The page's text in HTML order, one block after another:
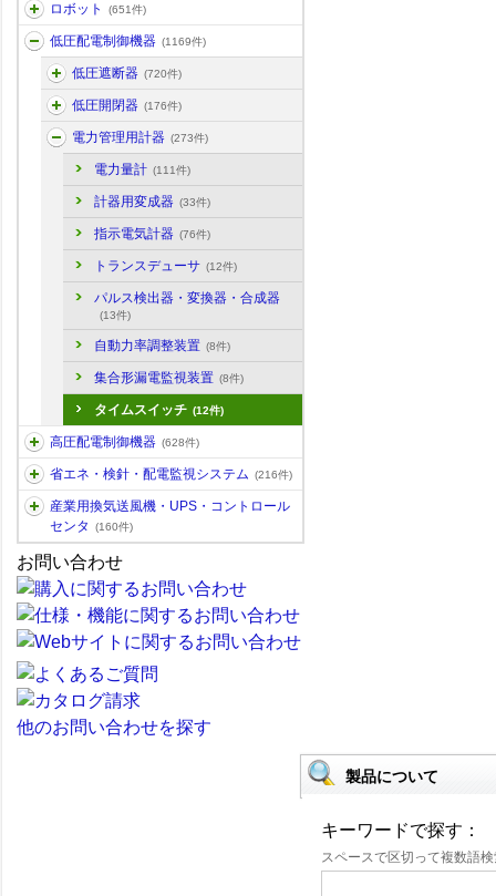
ロボット (651件)
低圧配電制御機器 (1169件)
低圧遮断器 (720件)
低圧開閉器 (176件)
電力管理用計器 (273件)
電力量計 (111件)
計器用変成器 (33件)
指示電気計器 (76件)
トランスデューサ (12件)
パルス検出器・変換器・合成器
(13件)
自動力率調整装置 (8件)
集合形漏電監視装置 (8件)
タイムスイッチ (12件)
高圧配電制御機器 (628件)
省エネ・検針・配電監視システム (216件)
産業用換気送風機・UPS・コントロール
センタ
(160件)
お問い合わせ
他のお問い合わせを探す
製品について
キーワードで探す：
スペースで区切って複数語